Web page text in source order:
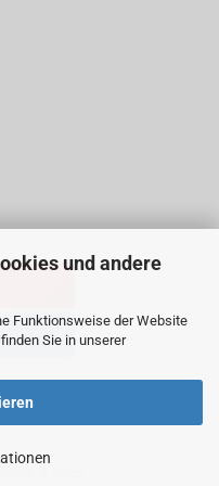
und andere
Funktionsweise der Website
Sie in unserer